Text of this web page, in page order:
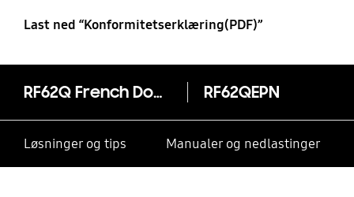
Last ned “Konformitetserklæring(PDF)”
RF62Q French Door kjøl og frys, 440 liter RF62QEPN
Løsninger og tips Manualer og nedlastinger